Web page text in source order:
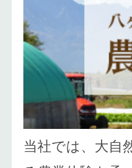
当社では、大自